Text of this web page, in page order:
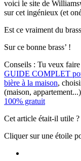
voici le site de
sur cet ingénieux (et
Est ce vraiment du
Sur ce bonne brass’ !
Conseils : Tu veux faire
GUIDE COMPLET
bière à la maison,
(maison,
100% gratuit
Cet article était-il utile ?
Cliquer sur une étoile